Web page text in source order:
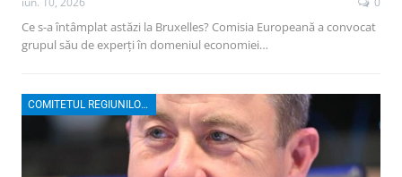
Ce s-a întâmplat astăzi la Bruxelles? Comisia Europeană a convocat
grupul său de experți în domeniul economiei…
COMITETUL REGIUNILOR EUROPENE